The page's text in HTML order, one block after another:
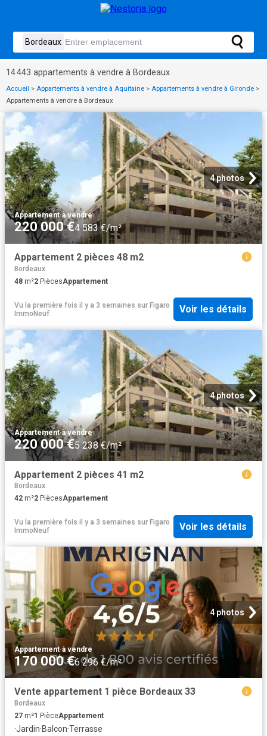
14 443 appartements à vendre à Bordeaux
Accueil > Appartements à vendre à Aquitaine > Appartements à vendre à Gironde >
Appartements à vendre à Bordeaux
4 photos
Appartement·à vendre
220 000 €4 583 €/m²
Appartement 2 pièces 48 m2
Bordeaux
48 m²2 PiècesAppartement
Vu la première fois il y a 3 semaines sur Figaro
ImmoNeuf
Voir les détails
4 photos
Appartement·à vendre
220 000 €5 238 €/m²
Appartement 2 pièces 41 m2
Bordeaux
42 m²2 PiècesAppartement
Vu la première fois il y a 3 semaines sur Figaro
ImmoNeuf
Voir les détails
4 photos
Appartement·à vendre
170 000 €6 296 €/m²
Vente appartement 1 pièce Bordeaux 33
Bordeaux
27 m²1 PièceAppartement
·Jardin·Balcon·Terrasse